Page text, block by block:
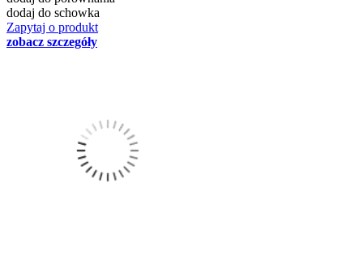
dodaj do schowka
Zapytaj o produkt
zobacz szczegóły